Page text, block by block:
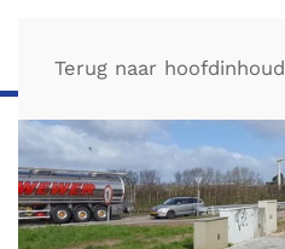
Terug naar hoofdinhoud